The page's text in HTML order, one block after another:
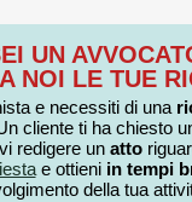
UN
NOI LE TUE
e necessiti di una
cliente ti ha chiesto
redigere un atto
e ottieni in tempi
della tua